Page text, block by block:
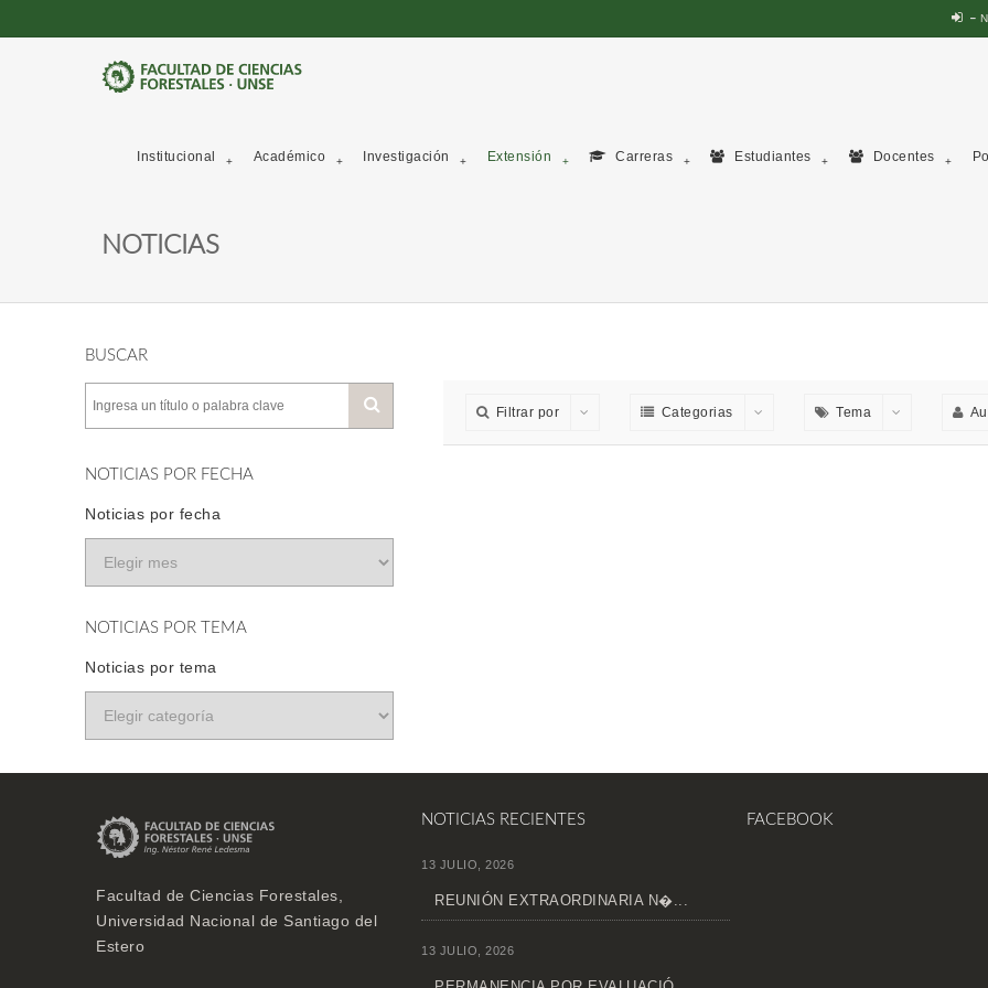
Institucional Académico Investigación Extensión Carreras Estudiantes Docentes
NOTICIAS
BUSCAR
NOTICIAS POR FECHA
Noticias por fecha
NOTICIAS POR TEMA
Noticias por tema
Filtrar por Categorias Tema
Facultad de Ciencias Forestales,
Universidad Nacional de Santiago del
Estero
NOTICIAS RECIENTES
13 JULIO, 2026
REUNIÓN EXTRAORDINARIA N�...
13 JULIO, 2026
FACEBOOK